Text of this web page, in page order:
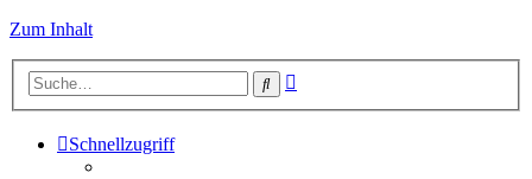
Zum Inhalt
Suche
Schnellzugriff